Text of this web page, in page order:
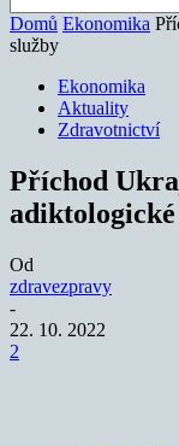
Domů Ekonomika
služby
Ekonomika
Aktuality
Zdravotnictví
Příchod
Od
zdravezpravy
-
22. 10. 2022
2